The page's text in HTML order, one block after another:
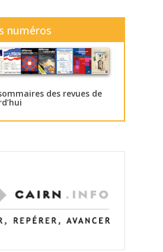
numéros
des revues de